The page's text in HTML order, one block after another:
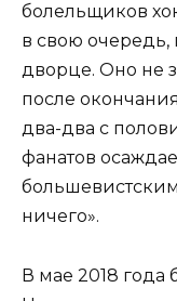
болельщиков
в свою очередь,
дворце. Оно не
после
два-два с
фанатов
ничего».
В мае 2018 года